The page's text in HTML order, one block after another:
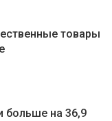
товары
больше на 36,9